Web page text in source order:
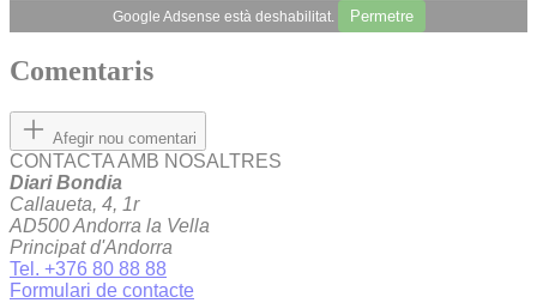
Google Adsense està deshabilitat. Permetre
Comentaris
Afegir nou comentari
CONTACTA AMB NOSALTRES
Diari Bondia
Callaueta, 4, 1r
AD500 Andorra la Vella
Principat d'Andorra
Tel. +376 80 88 88
Formulari de contacte